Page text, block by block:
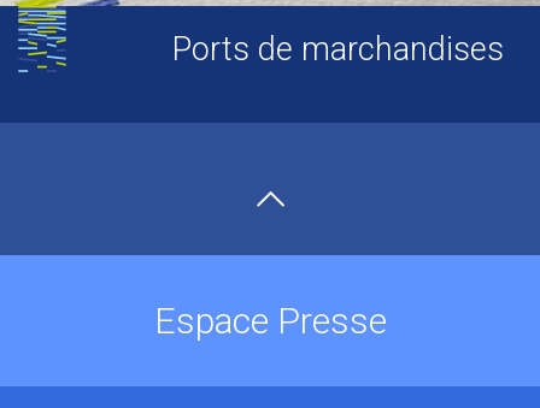
Ports de marchandises
Espace Presse